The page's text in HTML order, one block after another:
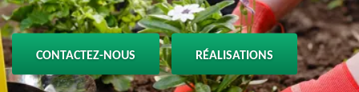
CONTACTEZ-NOUS RÉALISATIONS